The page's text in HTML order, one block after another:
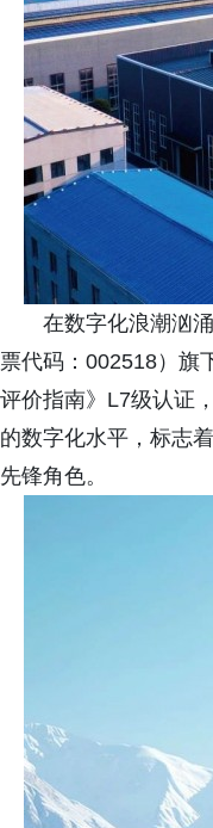
在数字化浪潮汹
票代码：002518）旗
评价指南》L7级认证
的数字化水平，标志
先锋角色。